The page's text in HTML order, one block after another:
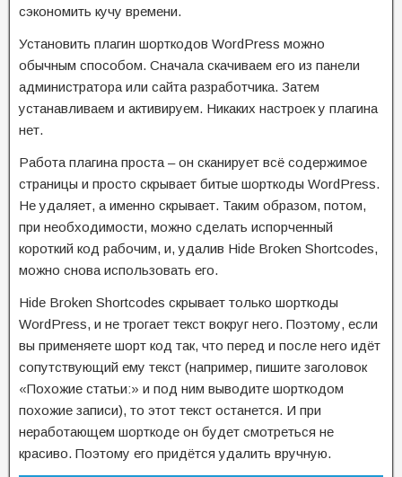
сэкономить кучу времени.
Установить плагин шорткодов WordPress можно
обычным способом. Сначала скачиваем его из панели
администратора или сайта разработчика. Затем
устанавливаем и активируем. Никаких настроек у плагина
нет.
Работа плагина проста – он сканирует всё содержимое
страницы и просто скрывает битые шорткоды WordPress.
Не удаляет, а именно скрывает. Таким образом, потом,
при необходимости, можно сделать испорченный
короткий код рабочим, и, удалив Hide Broken Shortcodes,
можно снова использовать его.
Hide Broken Shortcodes скрывает только шорткоды
WordPress, и не трогает текст вокруг него. Поэтому, если
вы применяете шорт код так, что перед и после него идёт
сопутствующий ему текст (например, пишите заголовок
«Похожие статьи:» и под ним выводите шорткодом
похожие записи), то этот текст останется. И при
неработающем шорткоде он будет смотреться не
красиво. Поэтому его придётся удалить вручную.